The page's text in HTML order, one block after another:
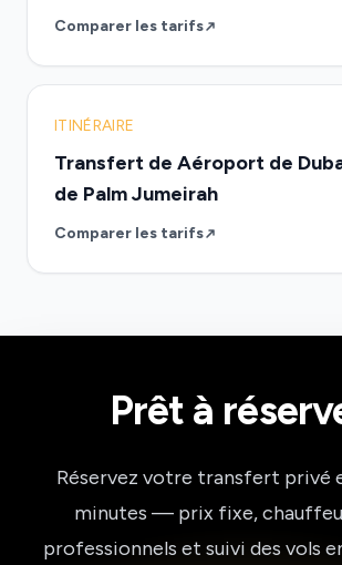
Comparer les tarifs
ITINÉRAIRE
Transfert de Aéroport de
de Palm Jumeirah
Comparer les tarifs
Prêt à
Réservez votre transfert privé
minutes — prix fixe,
professionnels et suivi des vols